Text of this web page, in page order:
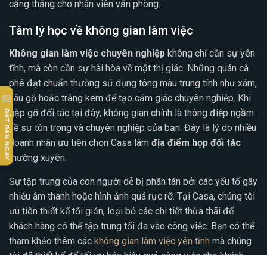
📅
ĐẶT BÀN NGAY
căng thẳng cho nhân viên văn phòng.
Tâm lý học về không gian làm việc
Không gian làm việc chuyên nghiệp không chỉ cần sự yên
tĩnh, mà còn cần sự hài hòa về mặt thị giác. Những quán cà
phê đạt chuẩn thường sử dụng tông màu trung tính như xám,
nâu gỗ hoặc trắng kem để tạo cảm giác chuyên nghiệp. Khi
gặp gỡ đối tác tại đây, không gian chính là thông điệp ngầm
về sự tôn trọng và chuyên nghiệp của bạn. Đây là lý do nhiều
doanh nhân ưu tiên chọn Casa làm địa điểm họp đối tác
thường xuyên.
Sự tập trung của con người dễ bị phân tán bởi các yếu tố gây
nhiễu âm thanh hoặc hình ảnh quá rực rỡ. Tại Casa, chúng tôi
ưu tiên thiết kế tối giản, loại bỏ các chi tiết thừa thãi để
khách hàng có thể tập trung tối đa vào công việc. Bạn có thể
tham khảo thêm các không gian làm việc yên tĩnh mà chúng